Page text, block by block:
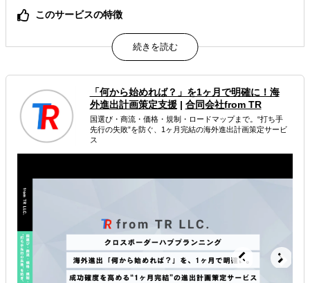
このサービスの特徴
日本企業の海外展開に確かな「戦略」を、常識を覆すスピ
ードと費用でご提供
期間は１日、費用はわずか６９，８００円（税別）、国家
資格有資格者が対応するから安くても安心
属するジャンル
海外進出総合支援 海外市場調査・マーケティング
どの国に進出するべきか決めたい
自社事業に最適な進出形態を知りたい
許認可や規制調査など輸出／販売の準備をしたい
「何から始めれば？」を1ヶ月で明確に！海
外進出計画策定支援| 合同会社from TR
国選び・商流・価格・規制・ロードマップまで。“打ち手
先行の失敗”を防ぐ、1ヶ月完結の海外進出計画策定サービ
ス